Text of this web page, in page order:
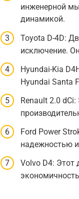
инженерной
динамикой.
Toyota D-4D:
исключение.
Hyundai-Kia
Hyundai Santa
Renault 2.0
Ford Power
надежностью
Volvo D4: Этот